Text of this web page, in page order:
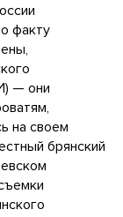
факту
— они
на своем
брянский